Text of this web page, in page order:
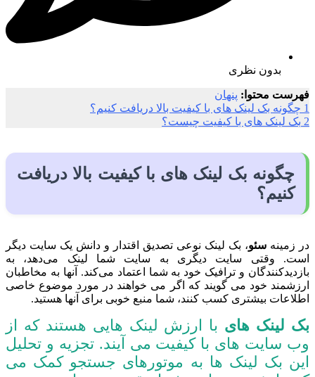
بدون نظری
فهرست محتوا: پنهان
1 چگونه بک لینک های با کیفیت بالا دریافت کنیم؟
2 بک لینک های با کیفیت چیست؟
چگونه بک لینک های با کیفیت بالا دریافت
کنیم؟
در زمینه سئو، بک لینک نوعی تصدیق اقتدار و دانش یک سایت دیگر
است. وقتی سایت دیگری به سایت شما لینک می‌دهد، به
بازدیدکنندگان و ترافیک خود به شما اعتماد می‌کند. آنها به مخاطبان
ارزشمند خود می گویند که اگر می خواهند در مورد موضوع خاصی
اطلاعات بیشتری کسب کنند، شما منبع خوبی برای آنها هستید.
بک لینک های با ارزش لینک هایی هستند که از
وب سایت های با کیفیت می آیند. تجزیه و تحلیل
این بک لینک ها به موتورهای جستجو کمک می